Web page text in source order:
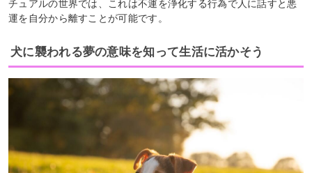
チュアルの世界では、これは不運を浄化する行為で人に話すと悪
運を自分から離すことが可能です。
犬に襲われる夢の意味を知って生活に活かそう